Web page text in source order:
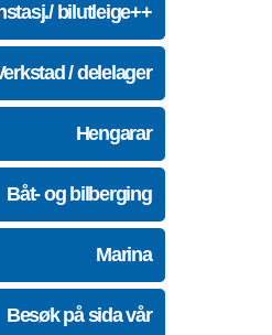
bilutleige++
/ delelager
Hengarar
Båt- og bilberging
Marina
Besøk på sida vår